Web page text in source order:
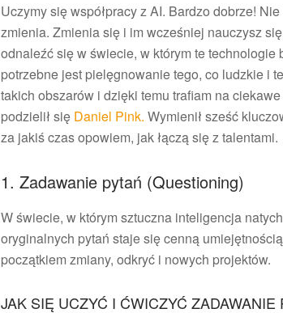
Uczymy się współpracy z AI. Bardzo dobrze!
zmienia. Zmienia się i im wcześniej nauczysz
odnaleźć się w świecie, w którym te
potrzebne jest pielęgnowanie tego, co ludzkie i
takich obszarów i dzięki temu trafiam na
podzielił się Daniel Pink. Wymienił sześć
za jakiś czas opowiem, jak łączą się z talentami.
1. Zadawanie pytań (Questioning)
W świecie, w którym sztuczna inteligencja
oryginalnych pytań staje się cenną
początkiem zmiany, odkryć i nowych projektów.
JAK SIĘ UCZYĆ I ĆWICZYĆ ZADAWANIE